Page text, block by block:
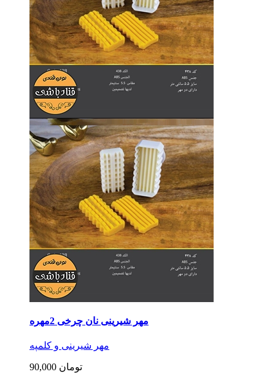
مهر شیرینی نان چرخی 2مهره
مهر شیرینی و کلمپه
90,000 تومان